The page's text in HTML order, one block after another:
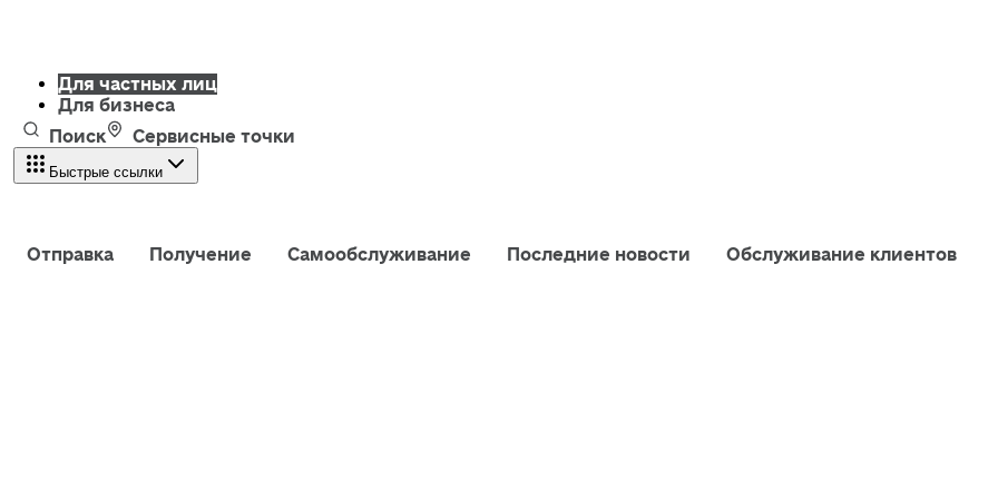
Для частных лиц
Для бизнеса
Поиск
Сервисные точки
Быстрые ссылки
Отправка Получение Самообслуживание Последние новости Обслуживание клиентов